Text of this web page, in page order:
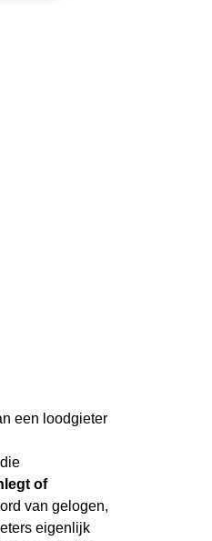
een loodgieter
of
van gelogen,
eigenlijk